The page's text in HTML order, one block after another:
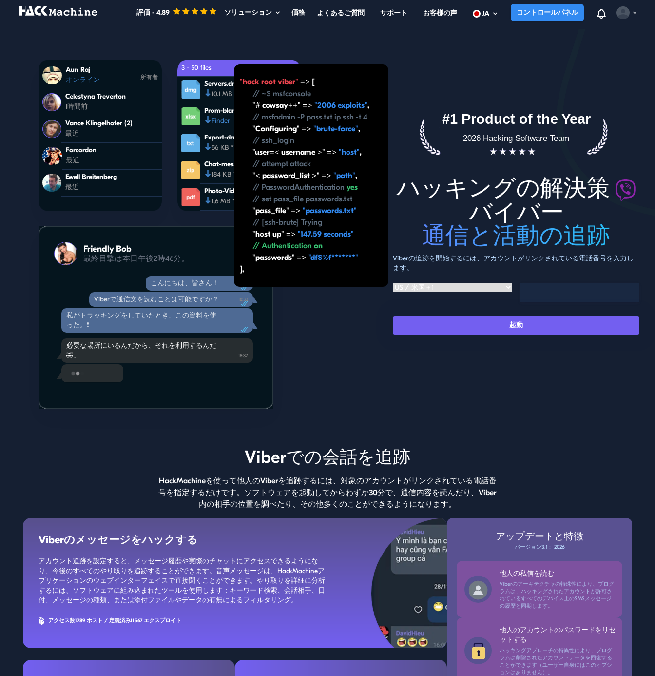
評価 - 4.89 ソリューション 価格 よくあるご質問 サポート お客様の声 JA コントロールパネル
View
Open user
Aun Raj
所有者
オンライン
Celestyna Treverton
1時間前
Vance Klingelhofer (2)
最近
Forcordon
最近
Ewell Breitenberg
最近
3 - 50 files
Servers.dmg
10.1 MB * Jul 26, 1 PM, 2026
Prom-blank №4225-FA.xlsx
Finder
Export-data.txt
56 KB * Sep 25, 8 PM, 2026
Chat-messages.zip
184 KB * Aug 7, 5 PM, 2026
Photo-Video.pdf
1,6 MB * Jun 10, 12 PM, 2026
Friendly Bob
最終目撃は本日午後2時46分。
こんにちは、皆さん！
18:33
Viberで通信文を読むことは可能ですか？
私がトラッキングをしていたとき、この資料を使
った。❗️
18:37
必要な場所にいるんだから、それを利用するんだ
🤣。
"hack root viber" => [
// ~$ msfconsole
"# cowsay++" => "2006 exploits",
// msfadmin -P pass.txt ip ssh -t 4
"Configuring" => "brute-force",
// ssh_login
"user=< username >" => "host",
// attempt attack
"< password_list >" => "path",
// PasswordAuthentication yes
// set pass_file passwords.txt
"pass_file" => "passwords.txt"
// [ssh-brute] Trying
"host up" => "147.59 seconds"
// Authentication on
"passwords" => "df$%f*******"
],
#1 Product of the Year
2026 Hacking Software Team
ハッキングの解決策
バイバー
通信と活動の追跡
Viberの追跡を開始するには、アカウントがリンクされている電話番号を入力し
ます。
起動
Viberでの会話を追跡
HackMachineを使って他人のViberを追跡するには、対象のアカウントがリンクされている電話番
号を指定するだけです。ソフトウェアを起動してからわずか30分で、通信内容を読んだり、Viber
内の相手の位置を調べたり、その他多くのことができるようになります。
Viberのメッセージをハックする
アカウント追跡を設定すると、メッセージ履歴や実際のチャットにアクセスできるようにな
り、今後のすべてのやり取りを追跡することができます。音声メッセージは、HackMachineア
プリケーションのウェブインターフェイスで直接聞くことができます。やり取りを詳細に分析
するには、ソフトウェアに組み込まれたツールを使用します：キーワード検索、会話相手、日
付、メッセージの種類、または添付ファイルやデータの有無によるフィルタリング。
アクセス数1789 ホスト / 定義済み11567 エクスプロイト
アップデートと特徴
バージョン3.1： 2026
他人の私信を読む
Viberのアーキテクチャの特殊性により、プログ
ラムは、ハッキングされたアカウントが許可さ
れているすべてのデバイス上のSMSメッセージ
の履歴と同期します。
他人のアカウントのパスワードをリセ
ットする
ハッキングアプローチの特異性により、プログ
ラムは削除されたアカウントデータを回復する
ことができます（ユーザー自身にはこのオプシ
ョンはありません）。